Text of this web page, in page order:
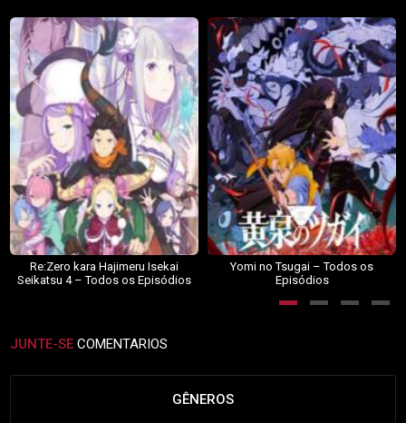
Re:Zero kara Hajimeru Isekai
Seikatsu 4 – Todos os Episódios
Yomi no Tsugai – Todos os
Episódios
JUNTE-SE COMENTARIOS
GÊNEROS